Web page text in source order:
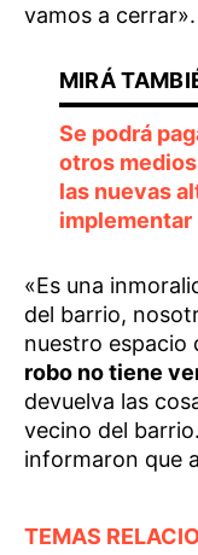
vamos a cerrar».
Se podrá
otros medios
las nuevas
implementar
«Es una
del barrio,
nuestro espacio
robo no tiene
devuelva las
vecino del
informaron que
TEMAS